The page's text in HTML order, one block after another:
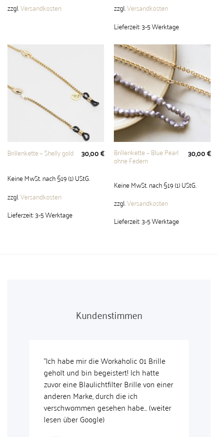
zzgl.Versandkosten zzgl.Versandkosten
Lieferzeit:3-5 Werktage
Brillenkette – Shelly gold 30,00€
Keine MwSt. nach §19 (1) UStG.
zzgl.Versandkosten
Lieferzeit:3-5 Werktage
Brillenkette – Blue Pearl
ohne Federn
30,00€
Keine MwSt. nach §19 (1) UStG.
zzgl.Versandkosten
Lieferzeit:3-5 Werktage
Kundenstimmen
01 Brille
Ich hatte
Brille von einer
habe... (weiter
"Das Preis-Leistungsverhältnis ist
und meine Brille wurde schnell
geliefert. Habe mich über die kleine
persönliche Nachricht im Paket auch
sehr gefreut, man merkt, dass viel
drin steckt."